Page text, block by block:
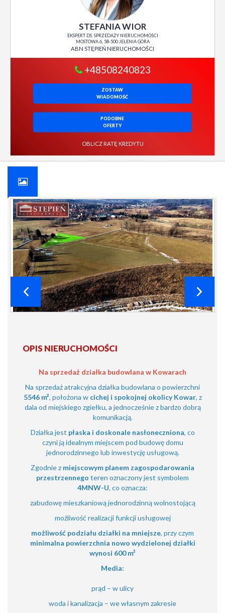
STEFANIA WIOR
EKSPERT DS. SPRZEDAŻY NIERUCHOMOŚCI
MOSTOWA 6, 58-500 JELENIA GÓRA
ABN STĘPIEŃ NIERUCHOMOŚCI
+48508240823
ZOSTAW
WIADOMOŚĆ
PODOBNE
OFERTY
OBLICZ RATĘ KREDYTU
OPIS NIERUCHOMOŚCI
Na sprzedaż działka budowlana w Kowarach
Na sprzedaż atrakcyjna działka budowlana o powierzchni
5546 m², położona w cichej i spokojnej okolicy Kowar, z
dala od miejskiego zgiełku, a jednocześnie z bardzo dobrą
komunikacją.
Działka jest płaska i doskonale nasłoneczniona, co
czyni ją idealnym miejscem pod budowę domu
jednorodzinnego lub inwestycję usługową.
Zgodnie z miejscowym planem zagospodarowania
przestrzennego teren oznaczony jest symbolem
4MNW-U, co oznacza:
zabudowę mieszkaniową jednorodzinną wolnostojącą
możliwość realizacji funkcji usługowej
możliwość podziału działki na mniejsze, przy czym
minimalna powierzchnia nowo wydzielonej działki
wynosi 600 m²
Media:
prąd – w ulicy
woda i kanalizacja – we własnym zakresie